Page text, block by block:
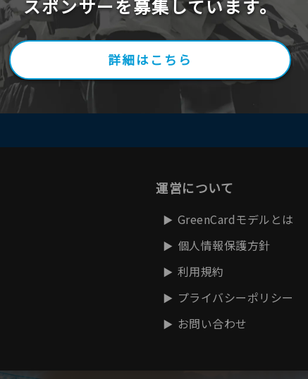
スポンサーを募集しています。
詳細はこちら
運営について
GreenCardモデルとは
個人情報保護方針
利用規約
プライバシーポリシー
お問い合わせ